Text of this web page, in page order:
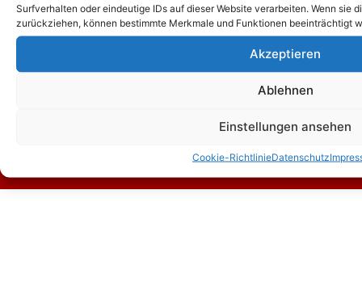
Surfverhalten oder eindeutige IDs auf dieser Website verarbeiten. Wenn sie
zurückziehen, können bestimmte Merkmale und Funktionen beeinträchtigt
Akzeptieren
Ablehnen
Einstellungen ansehen
Cookie-RichtlinieDatenschutz
Zum Kontaktformular